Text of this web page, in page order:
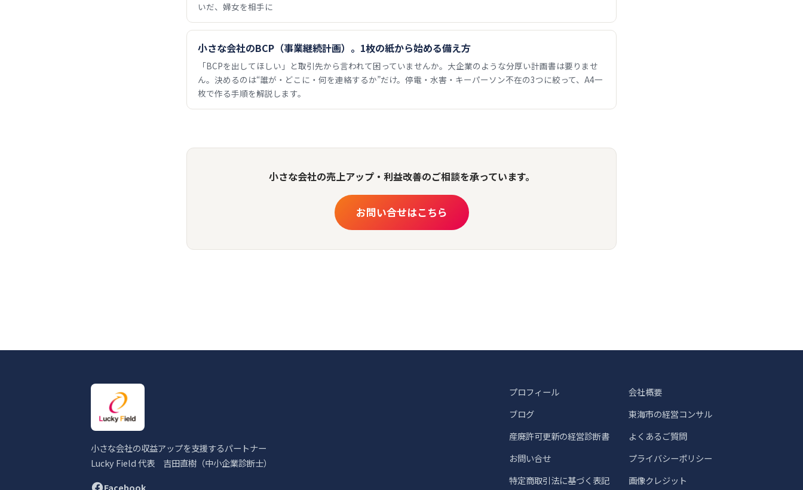
いだ、婦女を相手に
小さな会社のBCP（事業継続計画）。1枚の紙から始める備え方
「BCPを出してほしい」と取引先から言われて困っていませんか。大企業のような分厚い計画書は要りませ
ん。決めるのは“誰が・どこに・何を連絡するか”だけ。停電・水害・キーパーソン不在の3つに絞って、A4一
枚で作る手順を解説します。
小さな会社の売上アップ・利益改善のご相談を承っています。
お問い合せはこちら
小さな会社の収益アップを支援するパートナー
Lucky Field 代表 吉田直樹（中小企業診断士）
プロフィール
会社概要
ブログ
東海市の経営コンサル
産廃許可更新の経営診断書
よくあるご質問
お問い合せ
プライバシーポリシー
特定商取引法に基づく表記
画像クレジット